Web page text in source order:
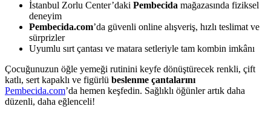
İstanbul Zorlu Center’daki Pembecida mağazasında fiziksel
deneyim
Pembecida.com’da güvenli online alışveriş, hızlı teslimat ve
sürprizler
Uyumlu sırt çantası ve matara setleriyle tam kombin imkânı
Çocuğunuzun öğle yemeği rutinini keyfe dönüştürecek renkli, çift
katlı, sert kapaklı ve figürlü beslenme çantalarını
Pembecida.com’da hemen keşfedin. Sağlıklı öğünler artık daha
düzenli, daha eğlenceli!